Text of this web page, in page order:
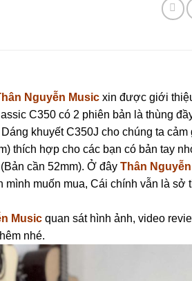
Nguyễn Music xin được giới
C350 có 2 phiên bản là thùng
khuyết C350J cho chúng ta
thích hợp cho các bạn có bản tay
cần 52mm). Ở đây Thân
mình muốn mua, Cái chính vẫn là
Music quan sát hình ảnh, video
nhé.